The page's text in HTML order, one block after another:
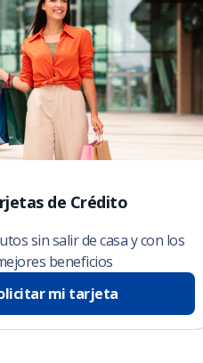
de Crédito
sin salir de casa y con los
beneficios
mi tarjeta